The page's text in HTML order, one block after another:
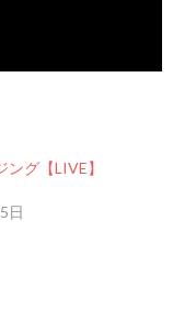
グ【LIVE】
日